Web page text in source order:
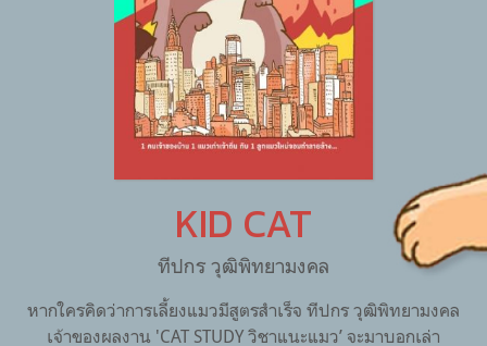
KID CAT
ทีปกร วุฒิพิทยามงคล
หากใครคิดว่าการเลี้ยงแมวมีสูตรสำเร็จ ทีปกร วุฒิพิทยามงคล
เจ้าของผลงาน 'CAT STUDY วิชาแนะแมว’ จะมาบอกเล่า